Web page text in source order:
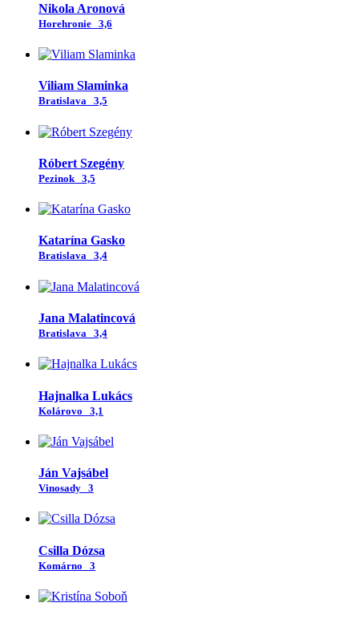
Nikola Aronová
Horehronie 3,6
Viliam Slaminka
Bratislava 3,5
Róbert Szegény
Pezinok 3,5
Katarína Gasko
Bratislava 3,4
Jana Malatincová
Bratislava 3,4
Hajnalka Lukács
Kolárovo 3,1
Ján Vajsábel
Vinosady 3
Csilla Dózsa
Komárno 3